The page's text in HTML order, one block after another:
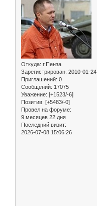
Откуда: г.Пенза
Зарегистрирован: 2010-01-24
Приглашений: 0
Сообщений: 17075
Уважение: [+1523/-6]
Позитив: [+5483/-0]
Провел на форуме:
9 месяцев 22 дня
Последний визит:
2026-07-08 15:06:26